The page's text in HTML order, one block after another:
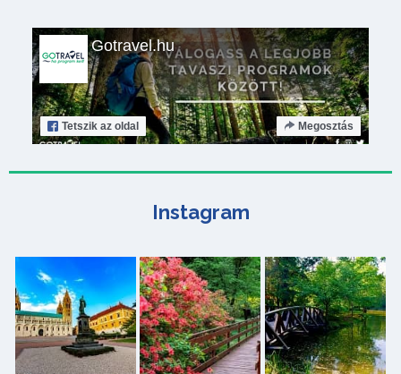
Gotravel.hu
Tetszik az oldal Megosztás
Instagram